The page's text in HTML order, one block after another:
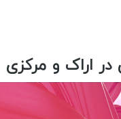
اراک و مرکزی